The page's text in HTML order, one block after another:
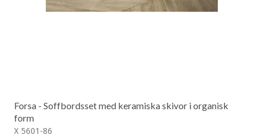
Forsa - Soffbordsset med keramiska skivor i organisk
form
X 5601-86